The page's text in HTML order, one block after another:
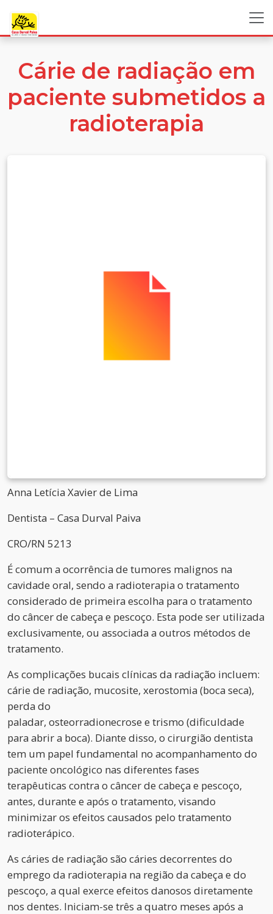
Cárie de radiação em
paciente submetidos a
radioterapia
Anna Letícia Xavier de Lima
Dentista – Casa Durval Paiva
CRO/RN 5213
É comum a ocorrência de tumores malignos na
cavidade oral, sendo a radioterapia o tratamento
considerado de primeira escolha para o tratamento
do câncer de cabeça e pescoço. Esta pode ser utilizada
exclusivamente, ou associada a outros métodos de
tratamento.
As complicações bucais clínicas da radiação incluem:
cárie de radiação, mucosite, xerostomia (boca seca),
perda do
paladar, osteorradionecrose e trismo (dificuldade
para abrir a boca). Diante disso, o cirurgião dentista
tem um papel fundamental no acompanhamento do
paciente oncológico nas diferentes fases
terapêuticas contra o câncer de cabeça e pescoço,
antes, durante e após o tratamento, visando
minimizar os efeitos causados pelo tratamento
radioterápico.
As cáries de radiação são cáries decorrentes do
emprego da radioterapia na região da cabeça e do
pescoço, a qual exerce efeitos danosos diretamente
nos dentes. Iniciam-se três a quatro meses após a